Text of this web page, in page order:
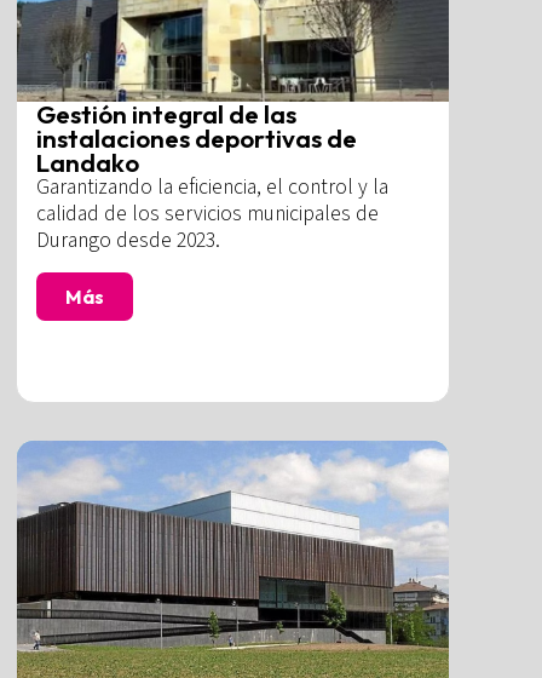
Gestión integral de las
instalaciones deportivas de
Landako
Garantizando la eficiencia, el control y la
calidad de los servicios municipales de
Durango desde 2023.
Más